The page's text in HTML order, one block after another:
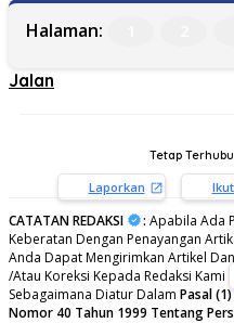
Halaman:
Jalan
Tetap
Laporkan
CATATAN REDAKSI : Apabila Ada
Keberatan Dengan Penayangan
Anda Dapat Mengirimkan Artikel
/Atau Koreksi Kepada Redaksi Kami
Sebagaimana Diatur Dalam Pasal
Nomor 40 Tahun 1999 Tentang